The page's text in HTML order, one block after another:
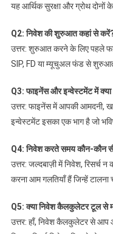
यह आर्थिक सुरक्षा और ग्रोथ दोनों
Q2: निवेश की शुरुआत कहां से
उत्तर: शुरुआत करने के लिए पहले
SIP, FD या म्यूचुअल फंड से
Q3: फाइनेंस और इन्वेस्टमेंट में
उत्तर: फाइनेंस में आपकी आमदनी,
इन्वेस्टमेंट इसका एक भाग है जो
Q4: निवेश करते समय कौन-कौन सी
उत्तर: जल्दबाज़ी में निवेश, रिसर्च न
करना आम गलतियाँ हैं जिन्हें टालना
Q5: क्या निवेश कैलकुलेटर टूल से
उत्तर: हाँ, निवेश कैलकुलेटर से आप